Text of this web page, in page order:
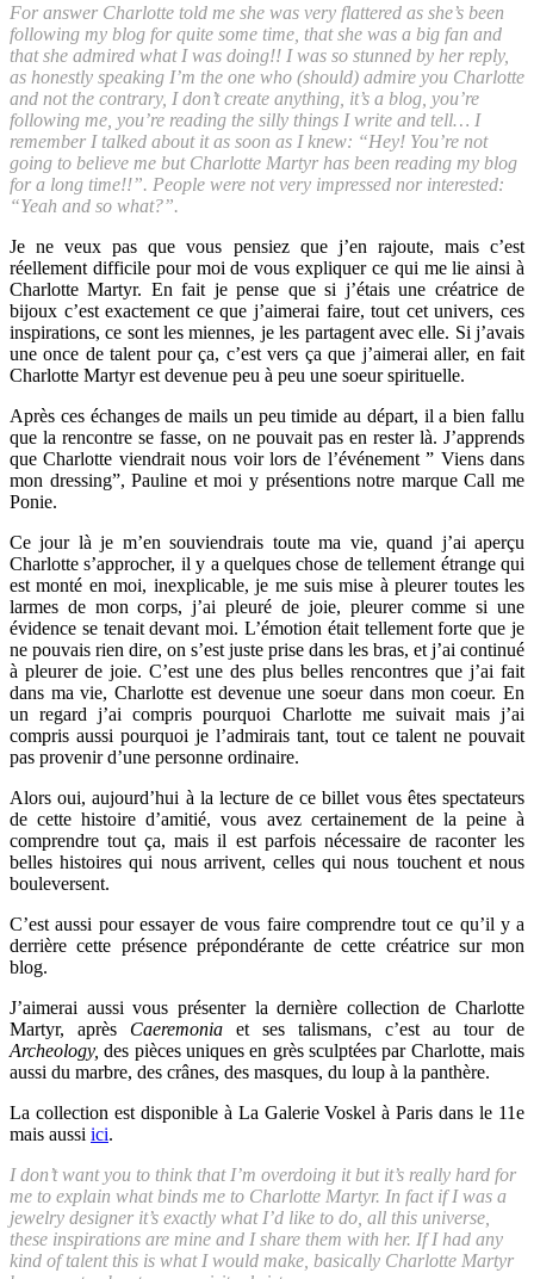
For answer Charlotte told me she was very flattered as she’s been
following my blog for quite some time, that she was a big fan and
that she admired what I was doing!! I was so stunned by her reply,
as honestly speaking I’m the one who (should) admire you Charlotte
and not the contrary, I don’t create anything, it’s a blog, you’re
following me, you’re reading the silly things I write and tell… I
remember I talked about it as soon as I knew: “Hey! You’re not
going to believe me but Charlotte Martyr has been reading my blog
for a long time!!”. People were not very impressed nor interested:
“Yeah and so what?”.
Je ne veux pas que vous pensiez que j’en rajoute, mais c’est
réellement difficile pour moi de vous expliquer ce qui me lie ainsi à
Charlotte Martyr. En fait je pense que si j’étais une créatrice de
bijoux c’est exactement ce que j’aimerai faire, tout cet univers, ces
inspirations, ce sont les miennes, je les partagent avec elle. Si j’avais
une once de talent pour ça, c’est vers ça que j’aimerai aller, en fait
Charlotte Martyr est devenue peu à peu une soeur spirituelle.
Après ces échanges de mails un peu timide au départ, il a bien fallu
que la rencontre se fasse, on ne pouvait pas en rester là. J’apprends
que Charlotte viendrait nous voir lors de l’événement ” Viens dans
mon dressing”, Pauline et moi y présentions notre marque Call me
Ponie.
Ce jour là je m’en souviendrais toute ma vie, quand j’ai aperçu
Charlotte s’approcher, il y a quelques chose de tellement étrange qui
est monté en moi, inexplicable, je me suis mise à pleurer toutes les
larmes de mon corps, j’ai pleuré de joie, pleurer comme si une
évidence se tenait devant moi. L’émotion était tellement forte que je
ne pouvais rien dire, on s’est juste prise dans les bras, et j’ai continué
à pleurer de joie. C’est une des plus belles rencontres que j’ai fait
dans ma vie, Charlotte est devenue une soeur dans mon coeur. En
un regard j’ai compris pourquoi Charlotte me suivait mais j’ai
compris aussi pourquoi je l’admirais tant, tout ce talent ne pouvait
pas provenir d’une personne ordinaire.
Alors oui, aujourd’hui à la lecture de ce billet vous êtes spectateurs
de cette histoire d’amitié, vous avez certainement de la peine à
comprendre tout ça, mais il est parfois nécessaire de raconter les
belles histoires qui nous arrivent, celles qui nous touchent et nous
bouleversent.
C’est aussi pour essayer de vous faire comprendre tout ce qu’il y a
derrière cette présence prépondérante de cette créatrice sur mon
blog.
J’aimerai aussi vous présenter la dernière collection de Charlotte
Martyr, après Caeremonia et ses talismans, c’est au tour de
Archeology, des pièces uniques en grès sculptées par Charlotte, mais
aussi du marbre, des crânes, des masques, du loup à la panthère.
La collection est disponible à La Galerie Voskel à Paris dans le 11e
mais aussi ici.
I don’t want you to think that I’m overdoing it but it’s really hard for
me to explain what binds me to Charlotte Martyr. In fact if I was a
jewelry designer it’s exactly what I’d like to do, all this universe,
these inspirations are mine and I share them with her. If I had any
kind of talent this is what I would make, basically Charlotte Martyr